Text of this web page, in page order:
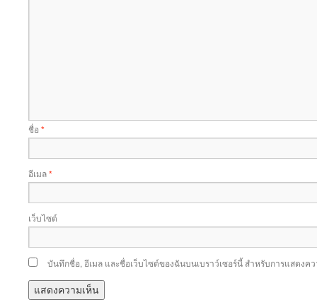
ชื่อ *
อีเมล*
เว็บไซต์
บันทึกชื่อ, อีเมล และชื่อเว็บไซต์ของฉันบนเบราว์เซอร์นี้ สำหรับการแสดงค